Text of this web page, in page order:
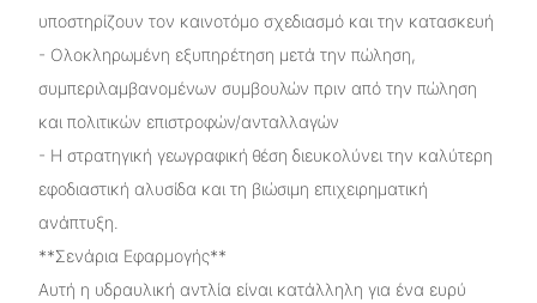
υποστηρίζουν τον καινοτόμο σχεδιασμό και την κατασκευή
- Ολοκληρωμένη εξυπηρέτηση μετά την πώληση,
συμπεριλαμβανομένων συμβουλών πριν από την πώληση
και πολιτικών επιστροφών/ανταλλαγών
- Η στρατηγική γεωγραφική θέση διευκολύνει την καλύτερη
εφοδιαστική αλυσίδα και τη βιώσιμη επιχειρηματική
ανάπτυξη.
**Σενάρια Εφαρμογής**
Αυτή η υδραυλική αντλία είναι κατάλληλη για ένα ευρύ